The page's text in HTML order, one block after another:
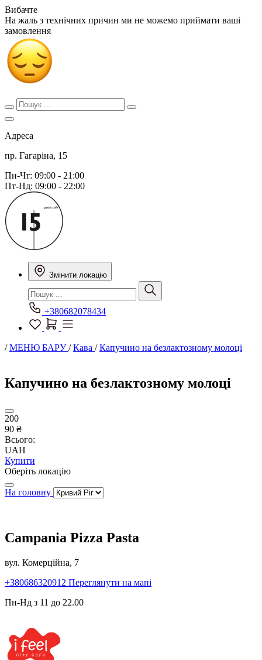
Вибачте
На жаль з технічних причин ми не можемо приймати ваші
замовлення
Адреса
пр. Гагаріна, 15
Пн-Чт: 09:00 - 21:00
Пт-Нд: 09:00 - 22:00
Змінити локацію
+380682078434
/МЕНЮ БАРУ/Кава /Капучино на безлактозному молоці
Капучино на безлактозному молоці
200
90 ₴
Всього:
UAH
Купити
Оберіть локацію
На головну
Campania Pizza Pasta
вул. Комерційна, 7
+380686320912 Переглянути на мапі
Пн-Нд з 11 до 22.00